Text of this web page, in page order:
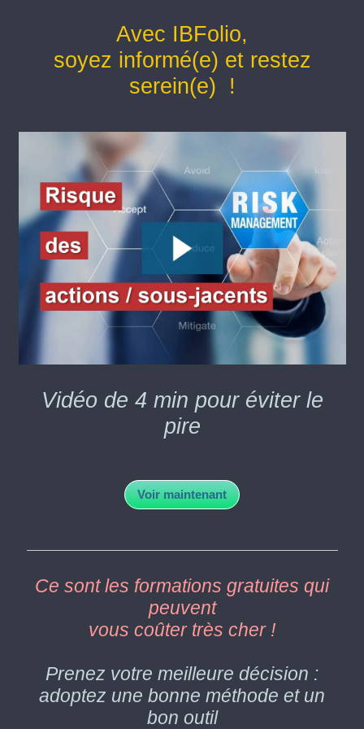
Avec IBFolio,
soyez informé(e) et restez
serein(e) !
Vidéo de 4 min pour éviter le
pire
Voir maintenant
Ce sont les formations gratuites qui
peuvent
vous coûter très cher !
Prenez votre meilleure décision :
adoptez une bonne méthode et un
bon outil